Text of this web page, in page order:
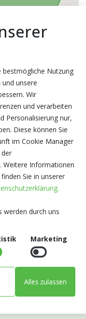
und
Abonnieren
bestmögliche Nutzung
unsere
Wir
und verarbeiten
Personalisierung nur,
Diese können Sie
im Cookie Manager
Weitere Informationen
Sie in unserer
werden durch uns
Marketing
Alles zulassen